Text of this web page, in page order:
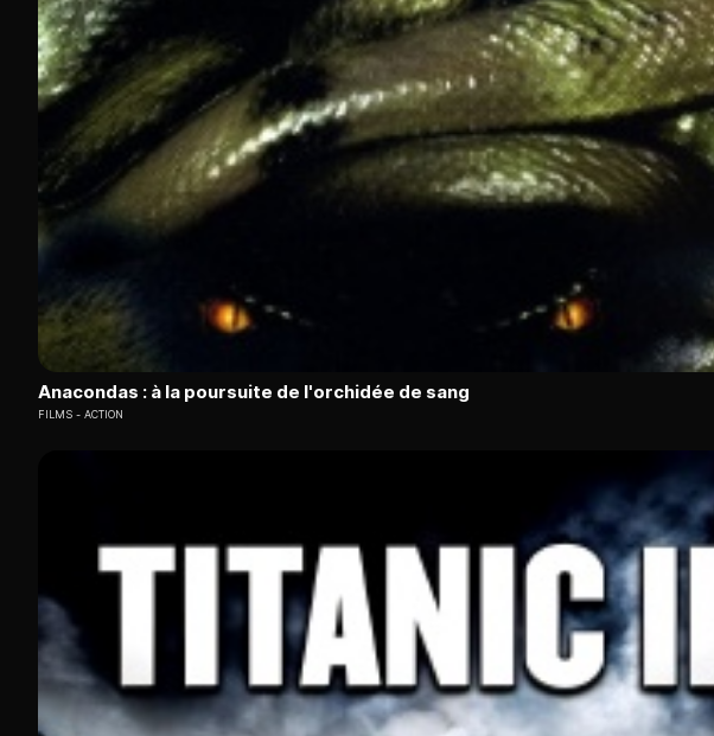
Anacondas : à la poursuite de l'orchidée de sang
FILMS ACTION